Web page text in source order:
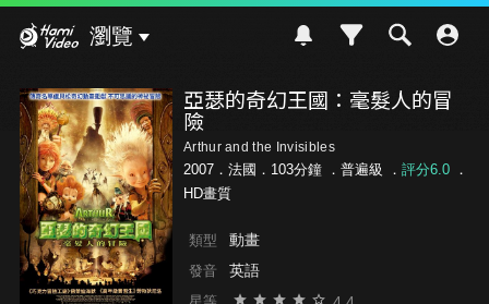
瀏覽
亞瑟的奇幻王國：毫髮人的冒
險
Arthur and the Invisibles
2007．法國．103分鐘 ． 普遍級 ． 評分6.0．
HD畫質
類型 動畫
發音 英語